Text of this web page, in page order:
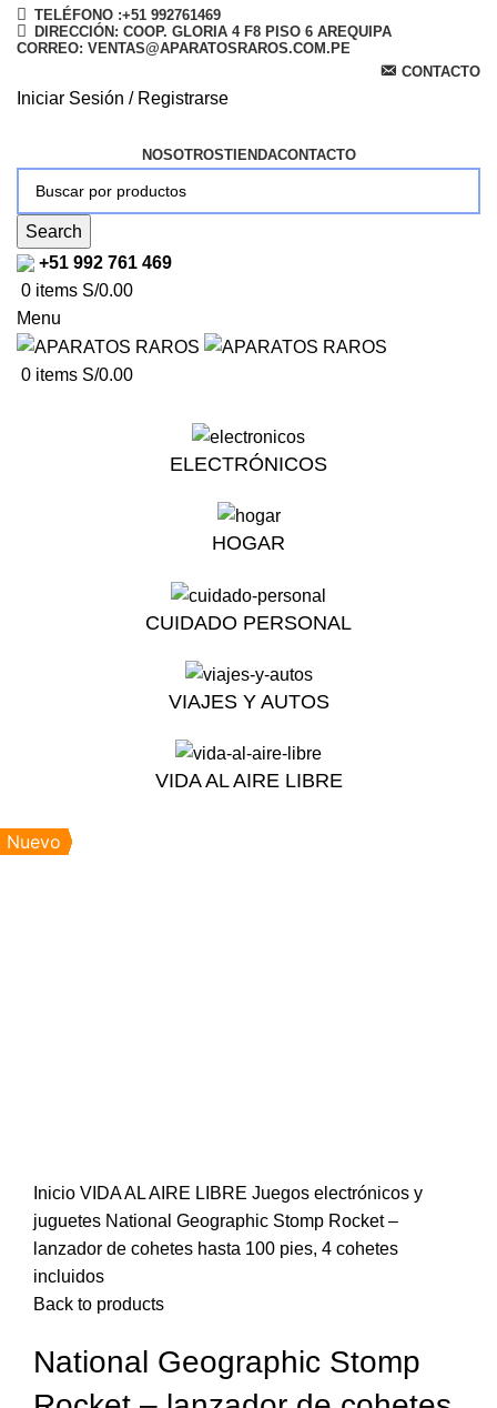
TELÉFONO :+51 992761469
DIRECCIÓN: COOP. GLORIA 4 F8 PISO 6 AREQUIPA
CORREO: VENTAS@APARATOSRAROS.COM.PE
CONTACTO
Iniciar Sesión / Registrarse
NOSOTROSTIENDACONTACTO
Search
+51 992 761 469
0 items S/0.00
Menu
0 items S/0.00
ELECTRÓNICOS
HOGAR
CUIDADO PERSONAL
VIAJES Y AUTOS
VIDA AL AIRE LIBRE
Nuevo
Inicio VIDA AL AIRE LIBRE Juegos electrónicos y
juguetes National Geographic Stomp Rocket –
lanzador de cohetes hasta 100 pies, 4 cohetes
incluidos
Back to products
National Geographic Stomp
Nuevo
Nuevo
Nuevo
Nuevo
Nuevo
Nuevo
Nuevo
Nuevo
Nuevo
Nuevo